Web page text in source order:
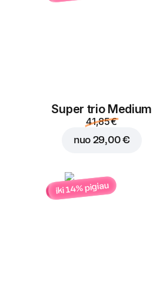
Super trio Medium
41,85 €
nuo 29,00 €
iki 14% pigiau